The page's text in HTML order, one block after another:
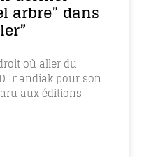
arbre” dans
où aller du
Inandiak pour son
aux éditions